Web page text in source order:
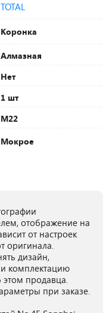
TOTAL
Коронка
Алмазная
Нет
1 шт
M22
Мокрое
отображение на
от настроек
оригинала.
дизайн,
и комплектацию
этом продавца.
при заказе.